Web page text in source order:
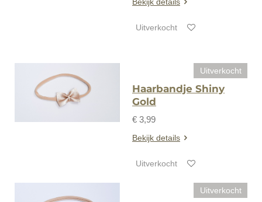
Uitverkocht
Uitverkocht
Haarbandje Shiny
Gold
€ 3,99
Bekijk details
Uitverkocht
Uitverkocht